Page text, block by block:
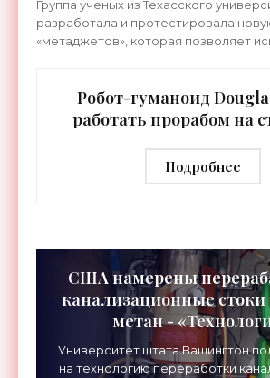
Группа ученых из Техасского
разработала и протестировала
«метаджетов», которая позволяет
Робот-гуманоид
работать прорабом на
Подробнее
США намерены
канализационные
метан -
Университет штата Вашингтон
на технологию переработки